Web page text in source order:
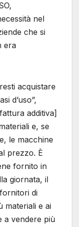
nel
che si
era
acquistare
d’uso”,
additiva]
e, se
le macchine
prezzo. È
fornito in
giornata, il
di
materiali e ai
a vendere più